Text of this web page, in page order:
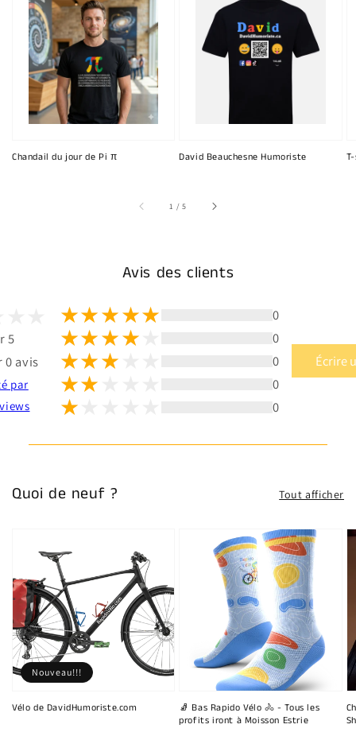
Chandail du jour de Pi π David Beauchesne Humoriste
1 /sur
5
Avis des clients
5
0 avis
par
0
0
0
0
0
Écrire
Quoi de neuf ? Tout afficher
Vélo de DavidHumoriste.com
Nouveau!!!
🧦 Bas Rapido Vélo 🚴 - Tous les
profits iront à Moisson Estrie